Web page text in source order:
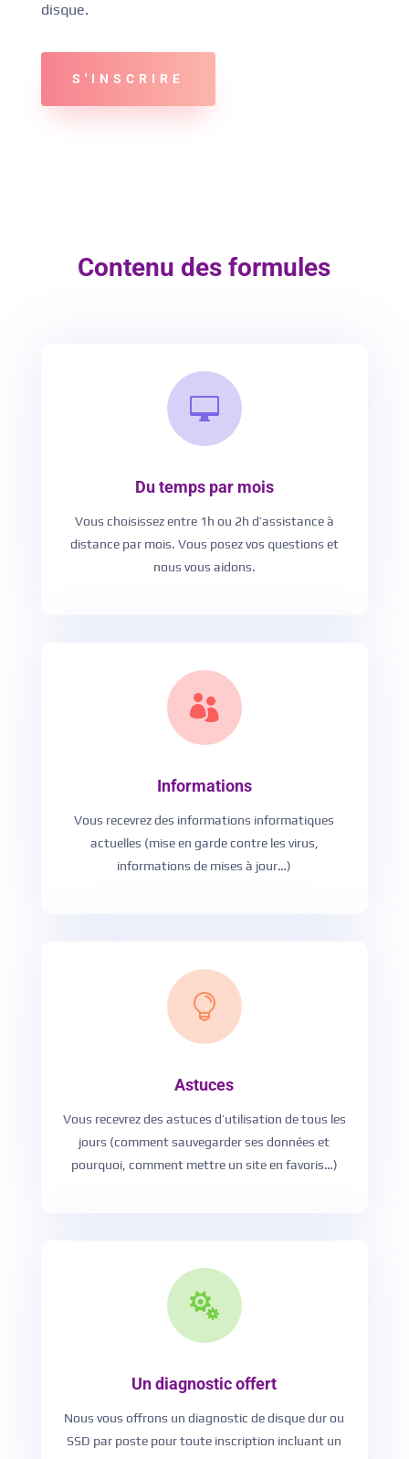
disque.
S'INSCRIRE
Contenu des formules

Du temps par mois
Vous choisissez entre 1h ou 2h d’assistance à
distance par mois. Vous posez vos questions et
nous vous aidons.

Informations
Vous recevrez des informations informatiques
actuelles (mise en garde contre les virus,
informations de mises à jour…)

Astuces
Vous recevrez des astuces d’utilisation de tous les
jours (comment sauvegarder ses données et
pourquoi, comment mettre un site en favoris…)

Un diagnostic offert
Nous vous offrons un diagnostic de disque dur ou
SSD par poste pour toute inscription incluant un